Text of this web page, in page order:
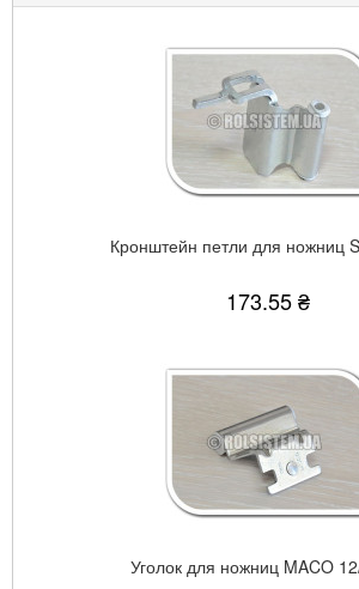
Кронштейн петли для ножниц
173.55 ₴
Уголок для ножниц MACO